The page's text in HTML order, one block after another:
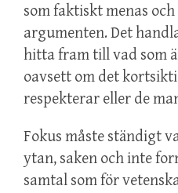
som faktiskt menas
argumenten. Det
hitta fram till vad som
oavsett om det
respekterar eller de
Fokus måste ständigt
ytan, saken och inte
samtal som för